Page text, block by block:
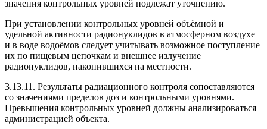
значения контрольных уровней подлежат уточнению.
При установлении контрольных уровней объёмной и
удельной активности радионуклидов в атмосферном воздухе
и в воде водоёмов следует учитывать возможное поступление
их по пищевым цепочкам и внешнее излучение
радионуклидов, накопившихся на местности.
3.13.11. Результаты радиационного контроля сопоставляются
со значениями пределов доз и контрольными уровнями.
Превышения контрольных уровней должны анализироваться
администрацией объекта.